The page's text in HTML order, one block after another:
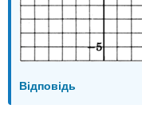
Відповідь